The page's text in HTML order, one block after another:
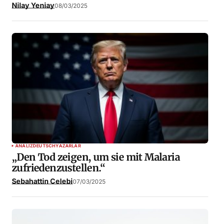
Nilay Yeniay08/03/2025
ANALIZDEUTSCHYAZARLAR
„Den Tod zeigen, um sie mit Malaria
zufriedenzustellen.“
Sebahattin Celebi07/03/2025